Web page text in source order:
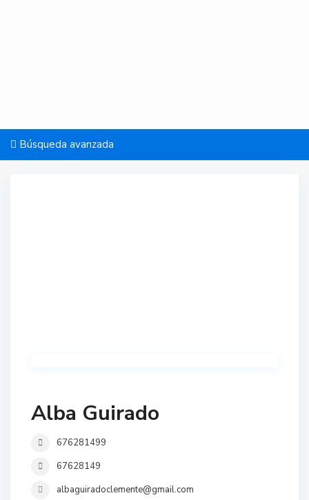
Búsqueda avanzada
Alba Guirado
676281499
67628149
albaguiradoclemente@gmail.com